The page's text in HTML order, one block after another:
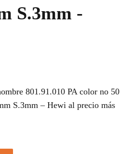
S.3mm -
801.91.010 PA color no 50
S.3mm – Hewi al precio más